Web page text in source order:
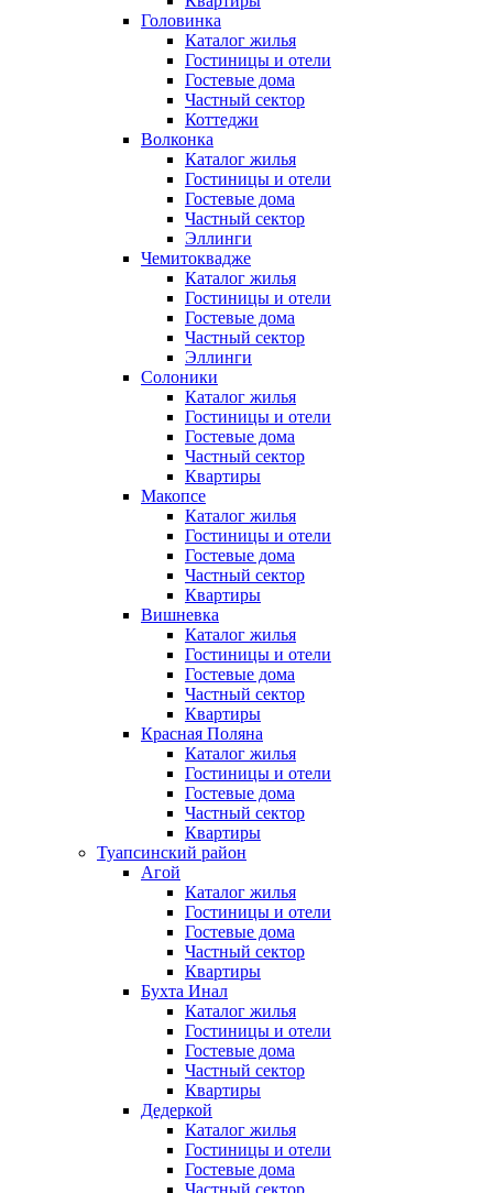
Головинка
Каталог жилья
Гостиницы и отели
Гостевые дома
Частный сектор
Коттеджи
Волконка
Каталог жилья
Гостиницы и отели
Гостевые дома
Частный сектор
Эллинги
Чемитоквадже
Каталог жилья
Гостиницы и отели
Гостевые дома
Частный сектор
Эллинги
Солоники
Каталог жилья
Гостиницы и отели
Гостевые дома
Частный сектор
Квартиры
Макопсе
Каталог жилья
Гостиницы и отели
Гостевые дома
Частный сектор
Квартиры
Вишневка
Каталог жилья
Гостиницы и отели
Гостевые дома
Частный сектор
Квартиры
Красная Поляна
Каталог жилья
Гостиницы и отели
Гостевые дома
Частный сектор
Квартиры
Туапсинский район
Агой
Каталог жилья
Гостиницы и отели
Гостевые дома
Частный сектор
Квартиры
Бухта Инал
Каталог жилья
Гостиницы и отели
Гостевые дома
Частный сектор
Квартиры
Дедеркой
Каталог жилья
Гостиницы и отели
Гостевые дома